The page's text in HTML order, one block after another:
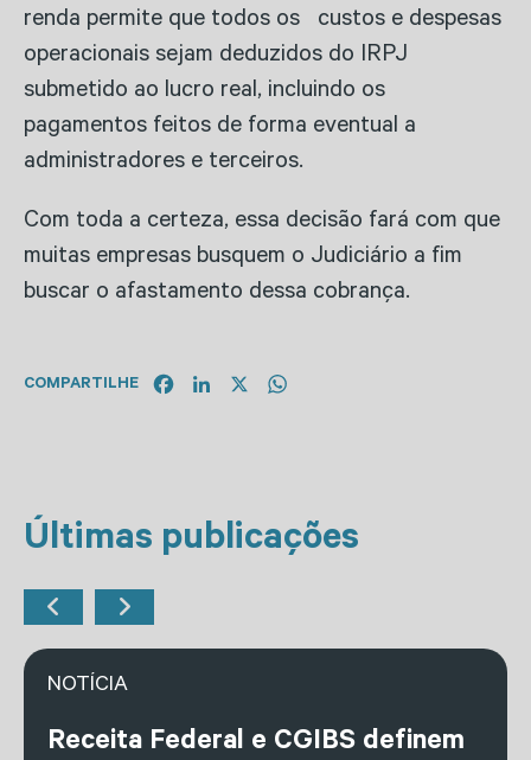
renda permite que todos os custos e despesas
operacionais sejam deduzidos do IRPJ
submetido ao lucro real, incluindo os
pagamentos feitos de forma eventual a
administradores e terceiros.
Com toda a certeza, essa decisão fará com que
muitas empresas busquem o Judiciário a fim
buscar o afastamento dessa cobrança.
COMPARTILHE FacebookLinkedIn
Últimas publicações
NOTÍCIA
Receita Federal e CGIBS definem